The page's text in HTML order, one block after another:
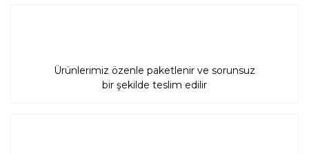
Ürünlerimiz özenle paketlenir ve sorunsuz
bir şekilde teslim edilir